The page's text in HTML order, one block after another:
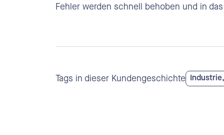
Fehler werden schnell behoben und in
Tags in dieser Kundengeschichte